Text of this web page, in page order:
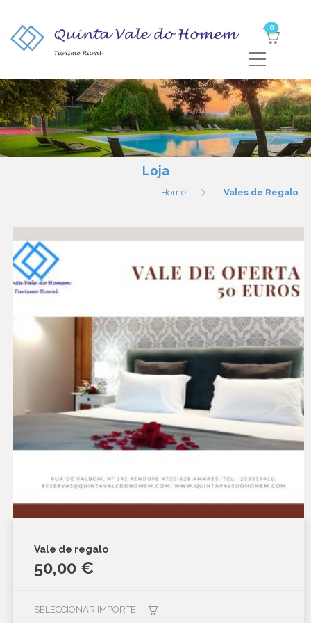
0
Loja
Home Vales de Regalo
Vale de regalo
50,00 €
SELECCIONAR IMPORTE